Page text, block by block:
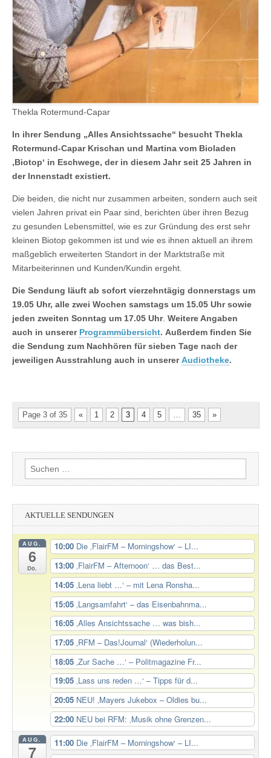
Thekla Rotermund-Capar
In ihrer Sendung „Alles Ansichtssache“ besucht Thekla
Rotermund-Capar Krischan und Martina vom Bioladen
‚Biotop‘ in Eschwege, der in diesem Jahr seit 25 Jahren in
der Innenstadt existiert.
Die beiden, die nicht nur zusammen arbeiten, sondern auch seit
vielen Jahren privat ein Paar sind, berichten über ihren Bezug
zu gesunden Lebensmittel, wie es zur Gründung des erst sehr
kleinen Biotop gekommen ist und wie es ihnen aktuell an ihrem
maßgeblich erweiterten Standort in der Marktstraße mit
Mitarbeiterinnen und Kunden/Kundin ergeht.
Die Sendung läuft ab sofort vierzehntägig donnerstags um
19.05 Uhr, alle zwei Wochen samstags um 15.05 Uhr sowie
jeden zweiten Sonntag um 17.05 Uhr. Weitere Angaben
auch in unserer Programmübersicht. Außerdem finden Sie
die Sendung zum Nachhören für sieben Tage nach der
jeweiligen Ausstrahlung auch in unsererAudiotheke.
Page 3 of 35 « 1 2 3 4 5 … 35 »
Suchen
nach:
AKTUELLE SENDUNGEN
AUG.
6
Do.
10:00 Die ‚FlairFM – Morningshow‘ – LI...
13:00 ‚FlairFM – Afternoon‘ … das Best...
14:05 ‚Lena liebt …‘ – mit Lena Ronsha...
15:05 ‚Langsamfahrt‘ – das Eisenbahnma...
16:05 ‚Alles Ansichtssache … was bish...
17:05 ‚RFM – Das!Journal‘ (Wiederholun...
18:05 ‚Zur Sache …‘ – Politmagazine Fr...
19:05 ‚Lass uns reden …‘ – Tipps für d...
20:05 NEU! ‚Mayers Jukebox – Oldies bu...
22:00 NEU bei RFM: ‚Musik ohne Grenzen...
AUG.
7
11:00 Die ‚FlairFM – Morningshow‘ – LI...